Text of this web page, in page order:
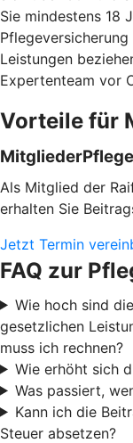
Sie mindestens 18
Leistungen
Expertenteam vor
Vorteile für
MitgliederPflege
Als Mitglied der
erhalten Sie
Jetzt Termin
FAQ zur
Wie hoch sind
gesetzlichen
muss ich rechnen?
Wie erhöht sich
Was passiert,
Kann ich die
Steuer absetzen?